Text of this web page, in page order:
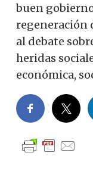
buen
regeneración
al debate
heridas
económica,